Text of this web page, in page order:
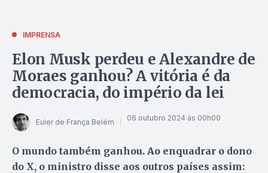
IMPRENSA
Elon Musk perdeu e Alexandre de
Moraes ganhou? A vitória é da
democracia, do império da lei
Euler de França Belém 06 outubro 2024 às 00h00
O mundo também ganhou. Ao enquadrar o dono
do X, o ministro disse aos outros países assim: